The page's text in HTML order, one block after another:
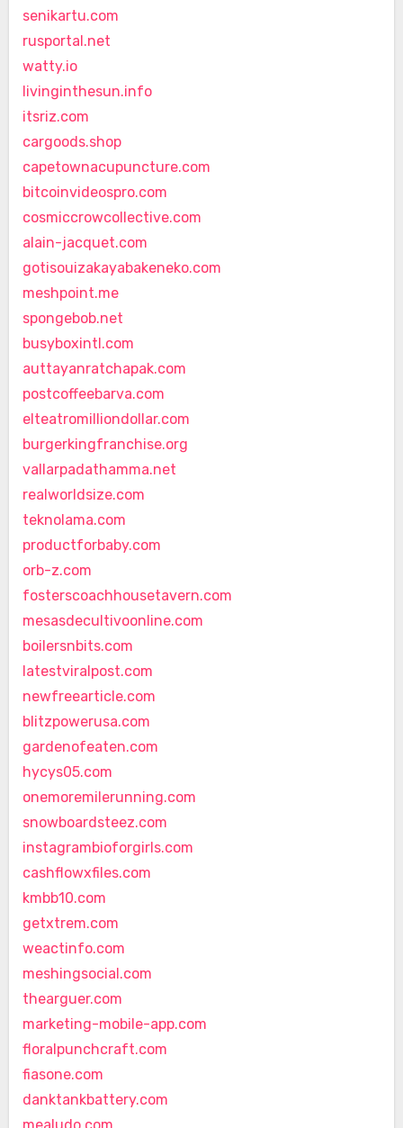
senikartu.com
rusportal.net
watty.io
livinginthesun.info
itsriz.com
cargoods.shop
capetownacupuncture.com
bitcoinvideospro.com
cosmiccrowcollective.com
alain-jacquet.com
gotisouizakayabakeneko.com
meshpoint.me
spongebob.net
busyboxintl.com
auttayanratchapak.com
postcoffeebarva.com
elteatromilliondollar.com
burgerkingfranchise.org
vallarpadathamma.net
realworldsize.com
teknolama.com
productforbaby.com
orb-z.com
fosterscoachhousetavern.com
mesasdecultivoonline.com
boilersnbits.com
latestviralpost.com
newfreearticle.com
blitzpowerusa.com
gardenofeaten.com
hycys05.com
onemoremilerunning.com
snowboardsteez.com
instagrambioforgirls.com
cashflowxfiles.com
kmbb10.com
getxtrem.com
weactinfo.com
meshingsocial.com
thearguer.com
marketing-mobile-app.com
floralpunchcraft.com
fiasone.com
danktankbattery.com